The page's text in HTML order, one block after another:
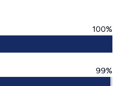
100%
99%